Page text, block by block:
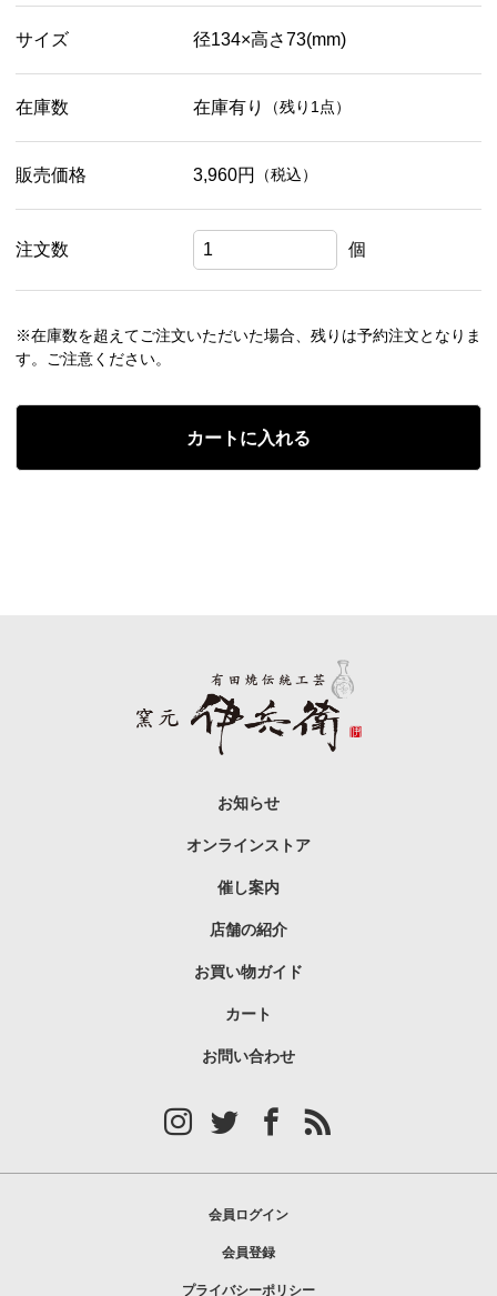
サイズ 径134×高さ73(mm)
在庫数 在庫有り （残り1点）
販売価格 3,960円 （税込）
注文数 個
※在庫数を超えてご注文いただいた場合、残りは予約注文となりま
す。ご注意ください。
お知らせ
オンラインストア
催し案内
店舗の紹介
お買い物ガイド
カート
お問い合わせ
会員ログイン
会員登録
プライバシーポリシー